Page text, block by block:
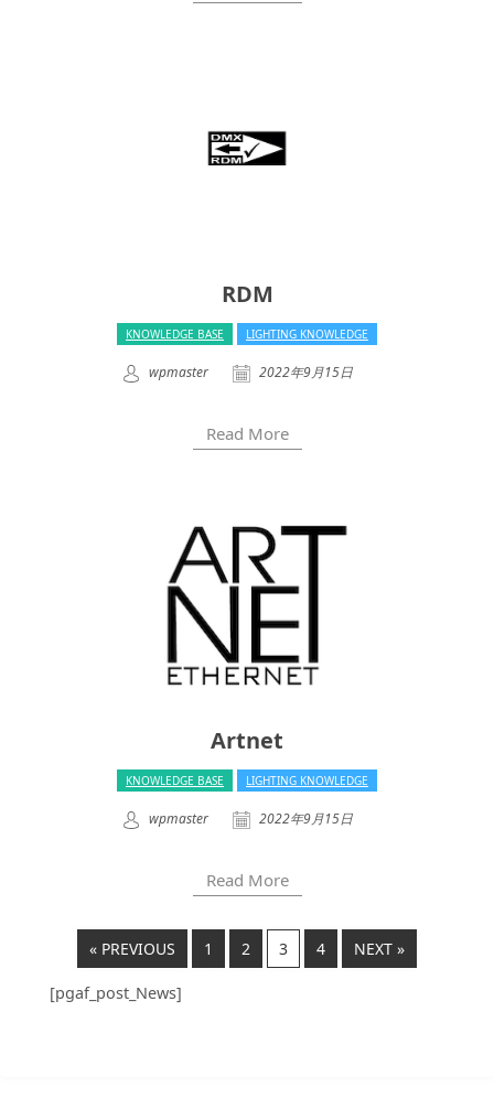
RDM
KNOWLEDGE BASE LIGHTING KNOWLEDGE
wpmaster 2022年9月15日
Read More
Artnet
KNOWLEDGE BASE LIGHTING KNOWLEDGE
wpmaster 2022年9月15日
Read More
« PREVIOUS 1 2 3 4 NEXT »
[pgaf_post_News]